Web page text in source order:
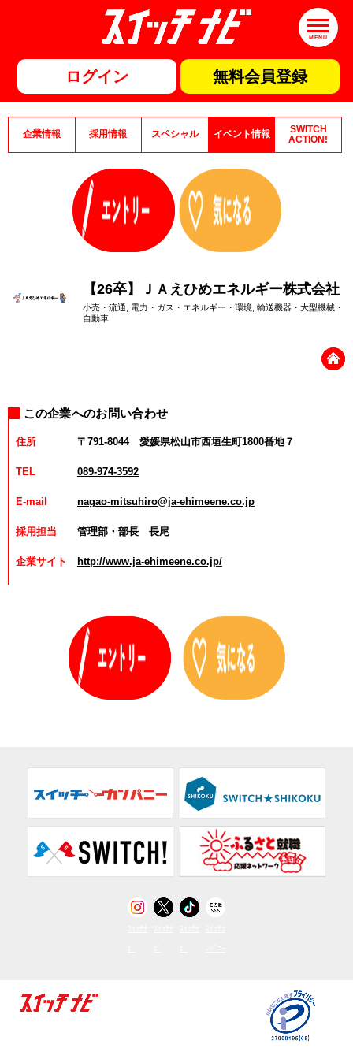
ログイン 無料会員登録
MENU
企業情報 採用情報 スペシャル イベント情報
SWITCH
ACTION!
【26卒】ＪＡえひめエネルギー株式会社
小売・流通, 電力・ガス・エネルギー・環境, 輸送機器・大型機械・
自動車
この企業へのお問い合わせ
住所 〒791-8044 愛媛県松山市西垣生町1800番地７
TEL 089-974-3592
E-mail nagao-mitsuhiro@ja-ehimeene.co.jp
採用担当 管理部・部長 長尾
企業サイト http://www.ja-ehimeene.co.jp/